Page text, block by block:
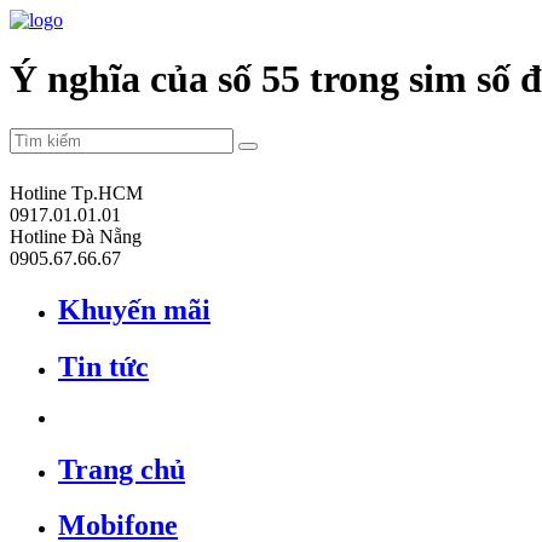
Ý nghĩa của số 55 trong sim số
Hotline Tp.HCM
0917.01.01.01
Hotline Đà Nẵng
0905.67.66.67
Khuyến mãi
Tin tức
Trang chủ
Mobifone